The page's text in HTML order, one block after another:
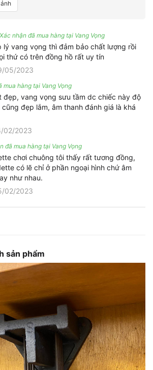
Xác nhận đã mua hàng tại Vang Vọng
lý vang vọng thì đảm bảo chất lượng rồi
thứ có trên đồng hồ rất uy tín
05/2023
mua hàng tại Vang Vọng
đẹp, vang vọng sưu tầm dc chiếc này độ
đẹp lắm, âm thanh đánh giá là khá
02/2023
đã mua hàng tại Vang Vọng
chơi chuông tôi thấy rất tương đồng,
có lẽ chỉ ở phần ngoại hình chứ âm
như nhau.
02/2023
sản phẩm